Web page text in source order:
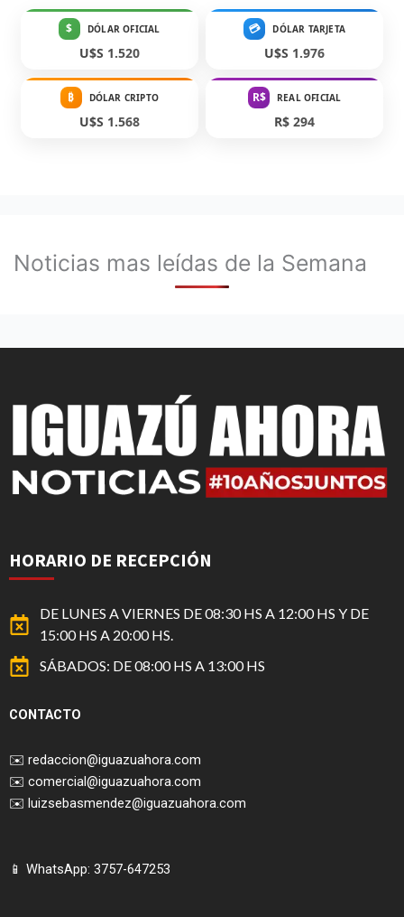
$ DÓLAR OFICIAL
U$S 1.520
💳 DÓLAR TARJETA
U$S 1.976
₿ DÓLAR CRIPTO
U$S 1.568
R$ REAL OFICIAL
R$ 294
Noticias mas leídas de la Semana
HORARIO DE RECEPCIÓN
DE LUNES A VIERNES DE 08:30 HS A 12:00 HS Y DE
15:00 HS A 20:00 HS.
SÁBADOS: DE 08:00 HS A 13:00 HS
CONTACTO
✉️ redaccion@iguazuahora.com
✉️ comercial@iguazuahora.com
✉️ luizsebasmendez@iguazuahora.com
📱 WhatsApp: 3757-647253